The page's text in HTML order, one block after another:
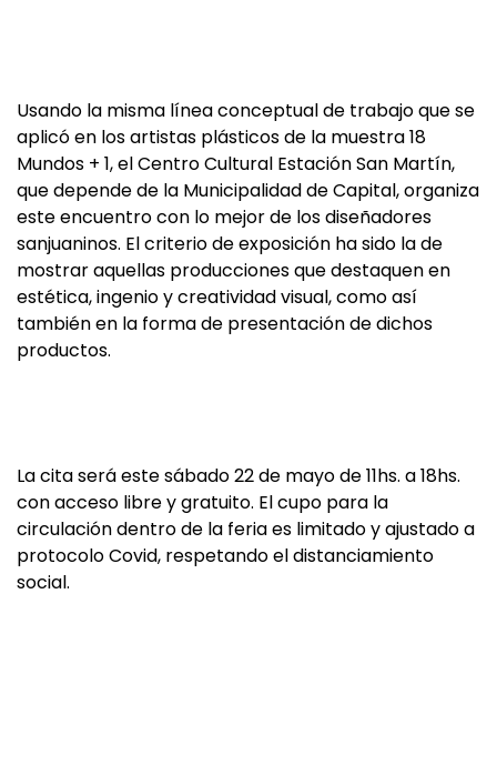
Usando la misma línea conceptual de trabajo que se
aplicó en los artistas plásticos de la muestra 18
Mundos + 1, el Centro Cultural Estación San Martín,
que depende de la Municipalidad de Capital, organiza
este encuentro con lo mejor de los diseñadores
sanjuaninos. El criterio de exposición ha sido la de
mostrar aquellas producciones que destaquen en
estética, ingenio y creatividad visual, como así
también en la forma de presentación de dichos
productos.
La cita será este sábado 22 de mayo de 11hs. a 18hs.
con acceso libre y gratuito. El cupo para la
circulación dentro de la feria es limitado y ajustado a
protocolo Covid, respetando el distanciamiento
social.